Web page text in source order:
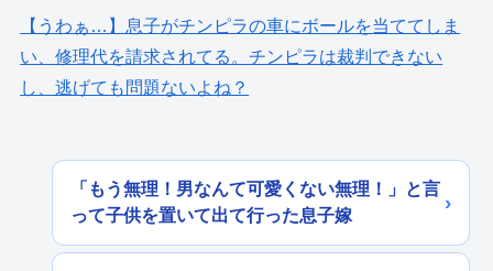
【うわぁ…】息子がチンピラの車にボールを当ててしま
い、修理代を請求されてる。チンピラは裁判できない
し、逃げても問題ないよね？
「もう無理！男なんて可愛くない無理！」と言
って子供を置いて出て行った息子嫁